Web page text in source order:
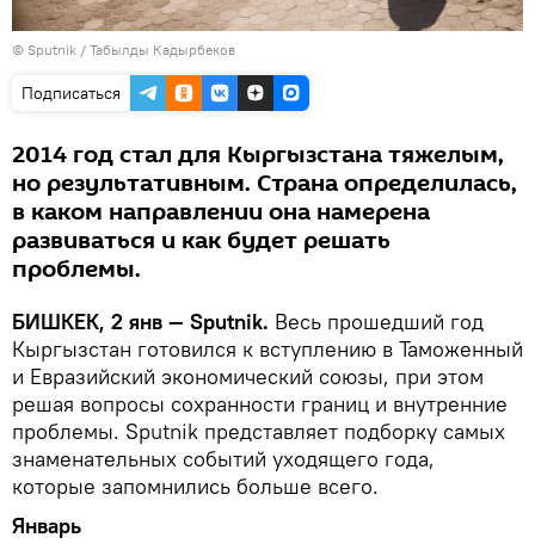
© Sputnik / Табылды Кадырбеков
Подписаться
2014 год стал для Кыргызстана тяжелым,
но результативным. Страна определилась,
в каком направлении она намерена
развиваться и как будет решать
проблемы.
БИШКЕК, 2 янв — Sputnik. Весь прошедший год
Кыргызстан готовился к вступлению в Таможенный
и Евразийский экономический союзы, при этом
решая вопросы сохранности границ и внутренние
проблемы. Sputnik представляет подборку самых
знаменательных событий уходящего года,
которые запомнились больше всего.
Январь